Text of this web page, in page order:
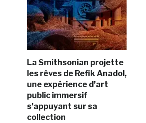
La Smithsonian projette
les rêves de Refik Anadol,
une expérience d’art
public immersif
s’appuyant sur sa
collection